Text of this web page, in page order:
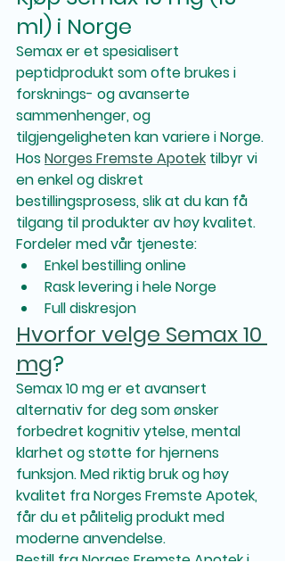
ml) i Norge
Semax er et spesialisert
peptidprodukt som ofte brukes i
forsknings- og avanserte
sammenhenger, og
tilgjengeligheten kan variere i Norge.
Hos Norges Fremste Apotek tilbyr vi
en enkel og diskret
bestillingsprosess, slik at du kan få
tilgang til produkter av høy kvalitet.
Fordeler med vår tjeneste:
Enkel bestilling online
Rask levering i hele Norge
Full diskresjon
Hvorfor velge Semax 10
mg?
Semax 10 mg er et avansert
alternativ for deg som ønsker
forbedret kognitiv ytelse, mental
klarhet og støtte for hjernens
funksjon. Med riktig bruk og høy
kvalitet fra Norges Fremste Apotek,
får du et pålitelig produkt med
moderne anvendelse.
Bestill fra Norges Fremste Apotek i